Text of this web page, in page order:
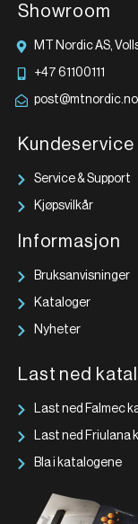
Showroom
MT Nordic AS,
+47 61100111
post@mtnordic.no
Kundeservice
Service & Support
Kjøpsvilkår
Informasjon
Bruksanvisninger
Kataloger
Nyheter
Last ned
Last ned Falmec
Last ned Friulana
Bla i katalogene